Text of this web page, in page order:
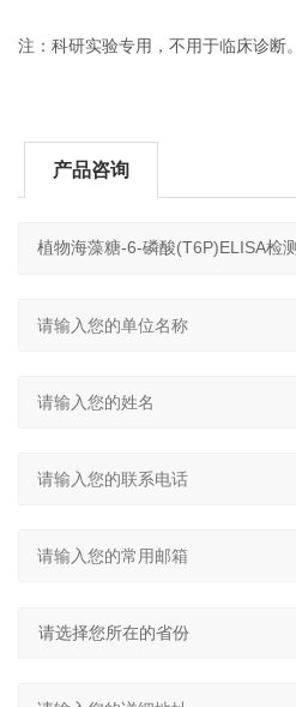
注：科研实验专用，不用于临床诊断。
产品咨询